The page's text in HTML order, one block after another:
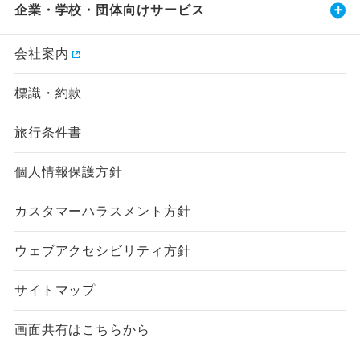
企業・学校・団体向けサービス
会社案内
標識・約款
旅行条件書
個人情報保護方針
カスタマーハラスメント方針
ウェブアクセシビリティ方針
サイトマップ
画面共有はこちらから